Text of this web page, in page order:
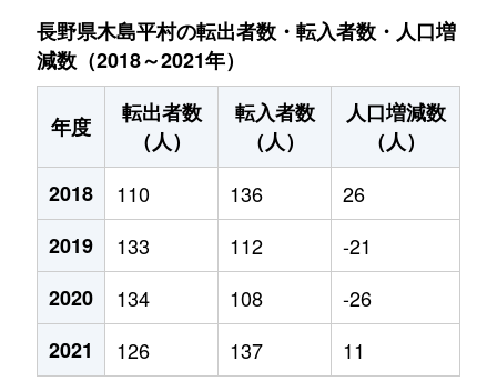
長野県木島平村の転出者数・転入者数・人口増
減数（2018～2021年）
年度
転出者数
（人）
転入者数
（人）
人口増減数
（人）
2018
110 136
26
2019
133 112
-21
2020
134 108
-26
2021
126 137 11